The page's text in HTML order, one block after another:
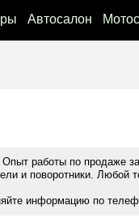
Автосалон
работы по продаже
и поворотники. Любой
информацию по